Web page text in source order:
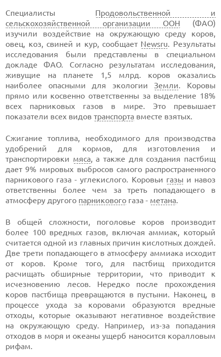
Специалисты Продовольственной и
сельскохозяйственной организации ООН (ФАО)
изучили воздействие на окружающую среду коров,
овец, коз, свиней и кур, сообщает Newsru. Результаты
исследования были представлены в специальном
докладе ФАО. Согласно результатам исследования,
живущие на планете 1,5 млрд. коров оказались
наиболее опасными для экологииЗемли. Коровы
прямо или косвенно ответственны за выделение 18%
всех парниковых газов в мире. Это превышает
показатели всех видовтранспорта вместе взятых.
Сжигание топлива, необходимого для производства
удобрений для кормов, для изготовления и
транспортировки мяса, а также для создания пастбищ
дает 9% мировых выбросов самого распространенного
парникового газа - углекислого. Коровьи газы и навоз
ответственны более чем за треть попадающего в
атмосферу другого парникового газа - метана.
В общей сложности, поголовье коров производит
более 100 вредных газов, включая аммиак, который
считается одной из главных причин кислотных дождей.
Две трети попадающего в атмосферу аммиака исходит
от коров. Кроме того, для пастбищ приходится
расчищать обширные территории, что приводит к
исчезновению лесов. Нередко после прохождения
коров пастбища превращаются в пустыни. Наконец, в
процессе ухода за коровами образуются вредные
отходы, которые оказывают негативное воздействие
на окружающую среду. Например, из-за попадания
отходов в моря и океаны ущерб наносится коралловым
рифам.